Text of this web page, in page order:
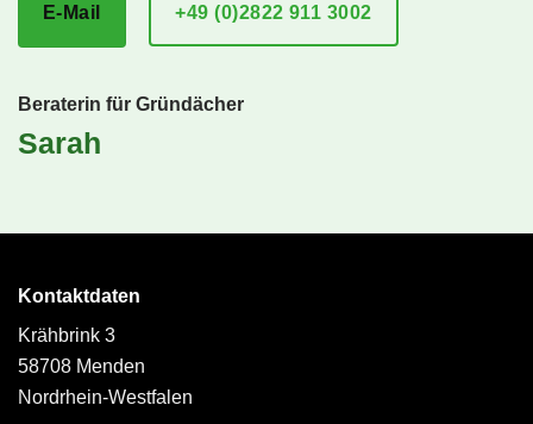
E-Mail +49 (0)2822 911 3002
Beraterin für Gründächer
Sarah
Kontaktdaten
Krähbrink 3
58708 Menden
Nordrhein-Westfalen